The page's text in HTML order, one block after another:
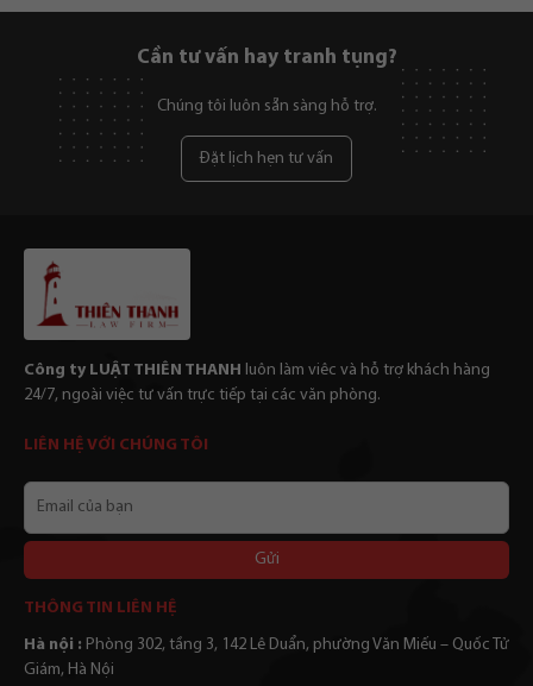
Cần tư vấn hay tranh tụng?
Chúng tôi luôn sẵn sàng hỗ trợ.
Đặt lịch hẹn tư vấn
Công ty LUẬT THIÊN THANH luôn làm viêc và hỗ trợ khách hàng
24/7, ngoài việc tư vấn trực tiếp tại các văn phòng.
LIÊN HỆ VỚI CHÚNG TÔI
bạn
THÔNG TIN LIÊN HỆ
Hà nội : Phòng 302, tầng 3, 142 Lê Duẩn, phường Văn Miếu – Quốc Tử
Giám, Hà Nội